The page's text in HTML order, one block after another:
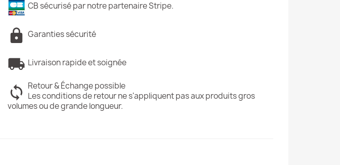
CB sécurisé par notre partenaire Stripe.
Garanties sécurité
Livraison rapide et soignée
Retour & Échange possible
Les conditions de retour ne s'appliquent pas aux produits gros
volumes ou de grande longueur.